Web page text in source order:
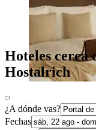
Hoteles cerca
Hostalrich
¿A dónde vas?
Fechas